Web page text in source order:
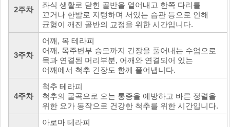
2주차
좌식 생활로 닫힌 골반을 열어내고 한쪽 다리를
꼬거나 한발로 지탱하며 서있는 습관 등으로 인해
균형이 깨진 골반의 교정을 위한 시간입니다.
3주차
어깨, 목 테라피
어깨, 목주변부 승모까지 긴장을 풀어내는 수업으로
목과 연결된 머리부분, 어깨와 연결되어 있는
어깨에서 척추 긴장도 함께 풀어냅니다.
4주차
척추 테라피
척추의 굴곡으로 오는 통증을 예방하고 바른 정렬을
위한 요가 동작으로 건강한 척추를 위한 시간입니다.
아로마 테라피